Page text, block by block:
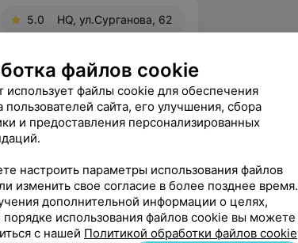
5.0 HQ, ул.Сурганова, 62
и заботу, которые вы
Ну а результат просто
Источник Yclients
такие как я хотела!
Источник Yclients
файлов cookie
использует файлы cookie для обеспечения
пользователей сайта, его улучшения, сбора
и предоставления персонализированных
настроить параметры использования файлов
изменить свое согласие в более позднее время.
дополнительной информации о целях,
порядке использования файлов cookie вы можете
с нашей Политикой обработки файлов cookie